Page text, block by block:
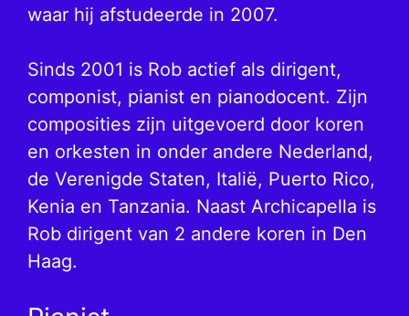
waar hij afstudeerde in 2007.
Sinds 2001 is Rob actief als dirigent,
componist, pianist en pianodocent. Zijn
composities zijn uitgevoerd door koren
en orkesten in onder andere Nederland,
de Verenigde Staten, Italië, Puerto Rico,
Kenia en Tanzania. Naast Archicapella is
Rob dirigent van 2 andere koren in Den
Haag.